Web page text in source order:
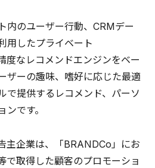
内のユーザー行動、CRMデー
用したプライベート
なレコメンドエンジンをベー
ザーの趣味、嗜好に応じた最適
で提供するレコメンド、パーソ
です。
主企業は、「BRANDCo」にお
で取得した顧客のプロモーショ